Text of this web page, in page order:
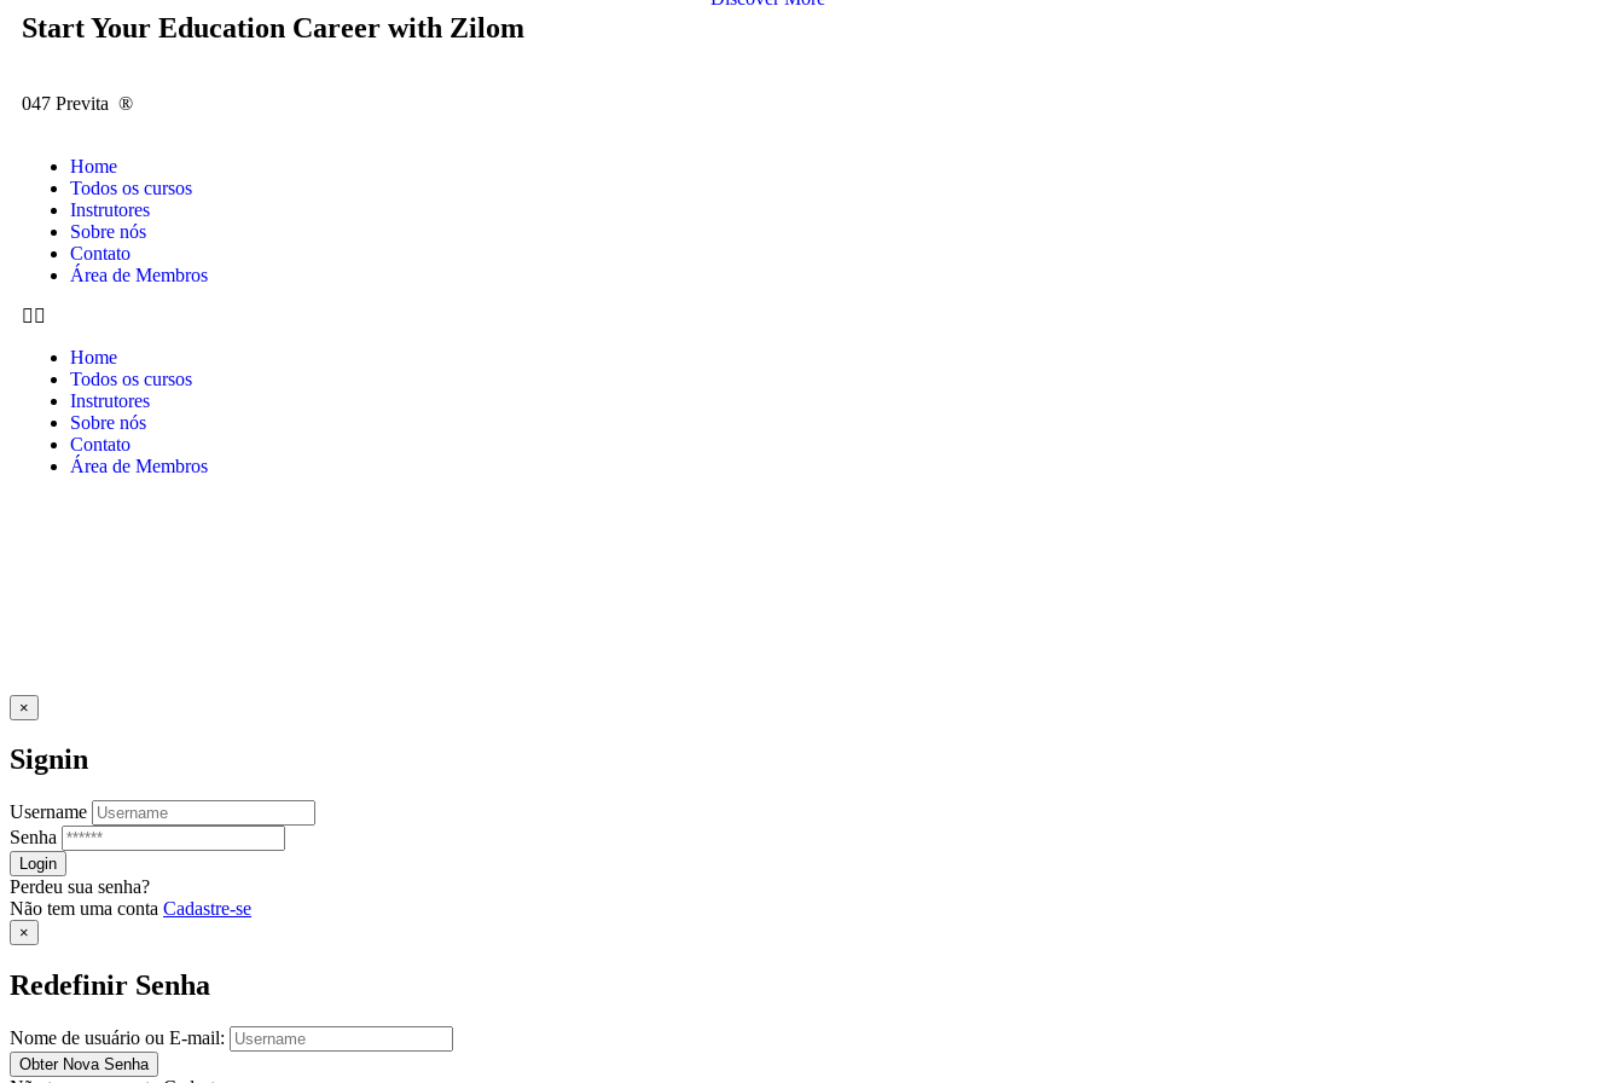
Start Your Education Career with Zilom
047 Previta ®️
Home
Todos os cursos
Instrutores
Sobre nós
Contato
Área de Membros
Home
Todos os cursos
Instrutores
Sobre nós
Contato
Área de Membros
×
Signin
Username
Senha
Perdeu sua senha?
Não tem uma conta Cadastre-se
×
Redefinir Senha
Nome de usuário ou E-mail: